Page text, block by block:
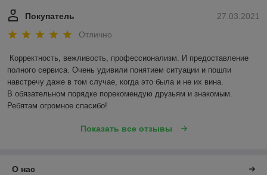
27.03.2021
Покупатель
Отлично
Корректность, вежливость, профессионализм. И предоставление
полного сервиса. Очень удивили понятием ситуации и пошли
навстречу даже в том случае, когда это была и не их вина.
В обязательном порядке порекомендую друзьям и знакомым.
Ребятам огромное спасибо!
Показать все отзывы
О нас